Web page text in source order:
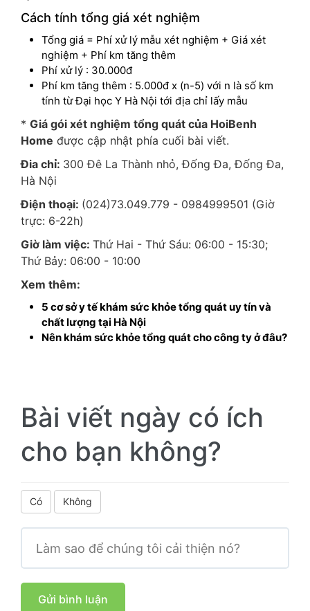
Cách tính tổng giá xét nghiệm
Tổng giá = Phí xử lý mẫu xét nghiệm + Giá xét
nghiệm + Phí km tăng thêm
Phí xử lý : 30.000đ
Phí km tăng thêm : 5.000đ x (n-5) với n là số km
tính từ Đại học Y Hà Nội tới địa chỉ lấy mẫu
* Giá gói xét nghiệm tổng quát của HoiBenh
Home được cập nhật phía cuối bài viết.
Đia chỉ: 300 Đê La Thành nhỏ, Đống Đa, Đống Đa,
Hà Nội
Điện thoại: (024)73.049.779 - 0984999501 (Giờ
trực: 6-22h)
Giờ làm việc: Thứ Hai - Thứ Sáu: 06:00 - 15:30;
Thứ Bảy: 06:00 - 10:00
Xem thêm:
5 cơ sở y tế khám sức khỏe tổng quát uy tín và
chất lượng tại Hà Nội
Nên khám sức khỏe tổng quát cho công ty ở đâu?
Bài viết ngày có ích
cho bạn không?
Có Không